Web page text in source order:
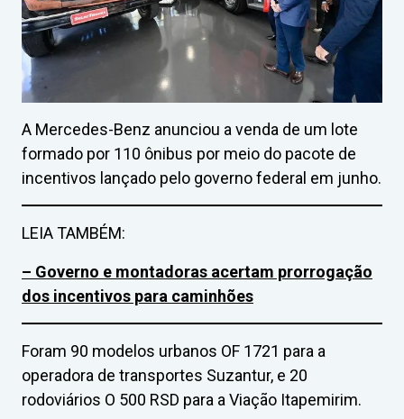
A Mercedes-Benz anunciou a venda de um lote
formado por 110 ônibus por meio do pacote de
incentivos lançado pelo governo federal em junho.
LEIA TAMBÉM:
– Governo e montadoras acertam prorrogação
dos incentivos para caminhões
Foram 90 modelos urbanos OF 1721 para a
operadora de transportes Suzantur, e 20
rodoviários O 500 RSD para a Viação Itapemirim.